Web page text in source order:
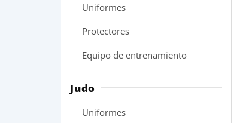
Uniformes
Protectores
Equipo de entrenamiento
Judo
Uniformes